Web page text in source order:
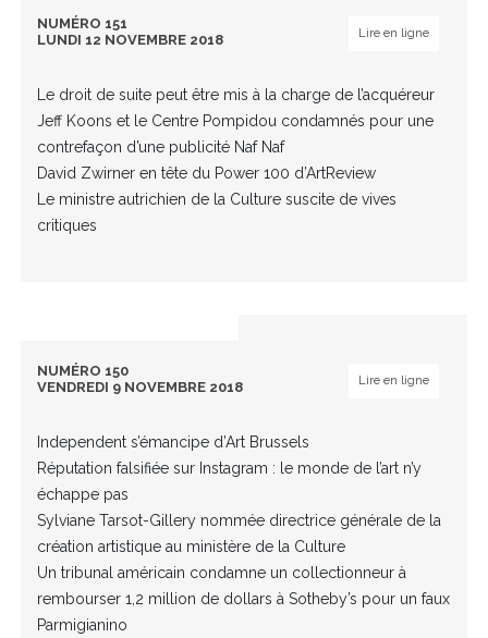
NUMÉRO 151
LUNDI 12 NOVEMBRE 2018
Lire en ligne
Le droit de suite peut être mis à la charge de l’acquéreur
Jeff Koons et le Centre Pompidou condamnés pour une
contrefaçon d’une publicité Naf Naf
David Zwirner en tête du Power 100 d’ArtReview
Le ministre autrichien de la Culture suscite de vives
critiques
NUMÉRO 150
VENDREDI 9 NOVEMBRE 2018
Lire en ligne
Independent s’émancipe d’Art Brussels
Réputation falsifiée sur Instagram : le monde de l’art n’y
échappe pas
Sylviane Tarsot-Gillery nommée directrice générale de la
création artistique au ministère de la Culture
Un tribunal américain condamne un collectionneur à
rembourser 1,2 million de dollars à Sotheby’s pour un faux
Parmigianino